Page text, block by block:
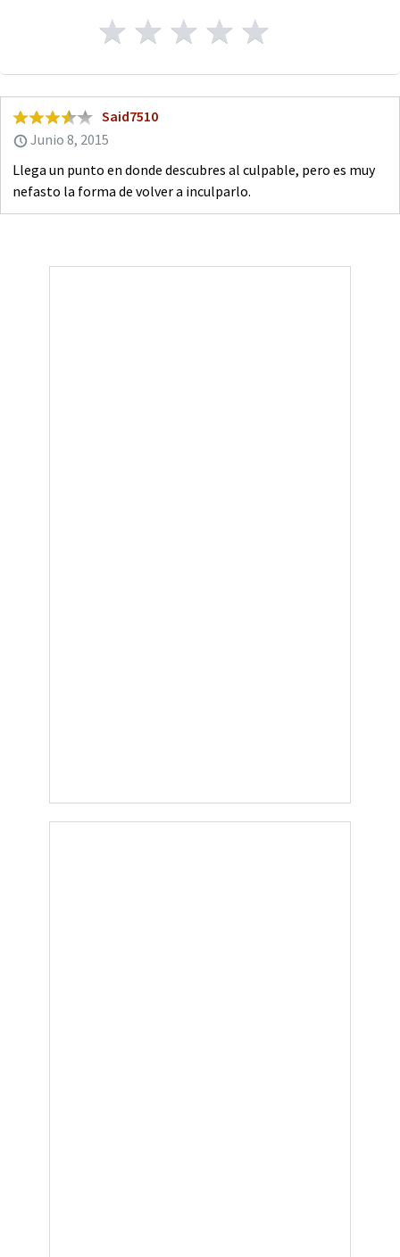
Said7510
Junio 8, 2015
Llega un punto en donde descubres al culpable, pero es muy
nefasto la forma de volver a inculparlo.